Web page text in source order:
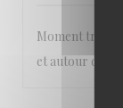
Moment très
et autour de